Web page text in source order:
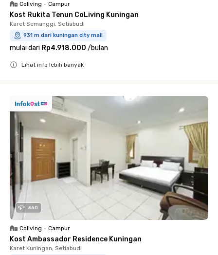
Coliving • Campur
Kost Rukita Tenun CoLiving Kuningan
Karet Semanggi, Setiabudi
931 m dari kuningan city mall
mulai dari Rp4.918.000 /bulan
Lihat info lebih banyak
360
Coliving • Campur
Kost Ambassador Residence Kuningan
Karet Kuningan, Setiabudi